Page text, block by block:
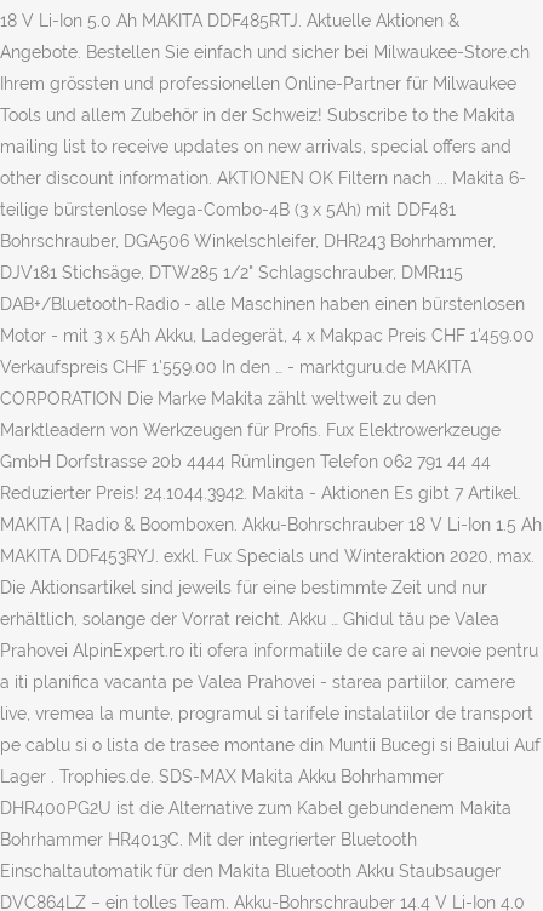
18 V Li-Ion 5.0 Ah MAKITA DDF485RTJ. Aktuelle Aktionen &
Angebote. Bestellen Sie einfach und sicher bei Milwaukee-Store.ch
Ihrem grössten und professionellen Online-Partner für Milwaukee
Tools und allem Zubehör in der Schweiz! Subscribe to the Makita
mailing list to receive updates on new arrivals, special offers and
other discount information. AKTIONEN OK Filtern nach ... Makita 6-
teilige bürstenlose Mega-Combo-4B (3 x 5Ah) mit DDF481
Bohrschrauber, DGA506 Winkelschleifer, DHR243 Bohrhammer,
DJV181 Stichsäge, DTW285 1/2" Schlagschrauber, DMR115
DAB+/Bluetooth-Radio - alle Maschinen haben einen bürstenlosen
Motor - mit 3 x 5Ah Akku, Ladegerät, 4 x Makpac Preis CHF 1'459.00
Verkaufspreis CHF 1'559.00 In den … - marktguru.de MAKITA
CORPORATION Die Marke Makita zählt weltweit zu den
Marktleadern von Werkzeugen für Profis. Fux Elektrowerkzeuge
GmbH Dorfstrasse 20b 4444 Rümlingen Telefon 062 791 44 44
Reduzierter Preis! 24.1044.3942. Makita - Aktionen Es gibt 7 Artikel.
MAKITA | Radio & Boomboxen. Akku-Bohrschrauber 18 V Li-Ion 1.5 Ah
MAKITA DDF453RYJ. exkl. Fux Specials und Winteraktion 2020, max.
Die Aktionsartikel sind jeweils für eine bestimmte Zeit und nur
erhältlich, solange der Vorrat reicht. Akku … Ghidul tău pe Valea
Prahovei AlpinExpert.ro iti ofera informatiile de care ai nevoie pentru
a iti planifica vacanta pe Valea Prahovei - starea partiilor, camere
live, vremea la munte, programul si tarifele instalatiilor de transport
pe cablu si o lista de trasee montane din Muntii Bucegi si Baiului Auf
Lager . Trophies.de. SDS-MAX Makita Akku Bohrhammer
DHR400PG2U ist die Alternative zum Kabel gebundenem Makita
Bohrhammer HR4013C. Mit der integrierter Bluetooth
Einschaltautomatik für den Makita Bluetooth Akku Staubsauger
DVC864LZ – ein tolles Team. Akku-Bohrschrauber 14.4 V Li-Ion 4.0